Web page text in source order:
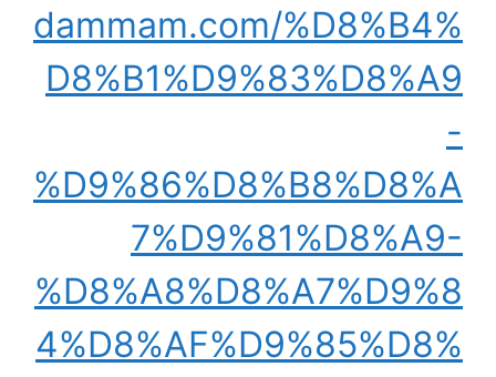
dammam.com/%D8%B4%
D8%B1%D9%83%D8%A9
-
%D9%86%D8%B8%D8%A
7%D9%81%D8%A9-
%D8%A8%D8%A7%D9%8
4%D8%AF%D9%85%D8%